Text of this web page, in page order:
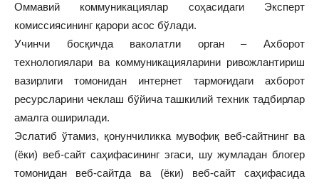
Оммавий коммуникациялар соҳасидаги Эксперт
комиссиясининг қарори асос бўлади.
Учинчи босқичда ваколатли орган – Ахборот
технологиялари ва коммуникацияларини ривожлантириш
вазирлиги томонидан интернет тармоғидаги ахборот
ресурсларини чеклаш бўйича ташкилий техник тадбирлар
амалга оширилади.
Эслатиб ўтамиз, қонунчиликка мувофиқ веб-сайтнинг ва
(ёки) веб-сайт саҳифасининг эгаси, шу жумладан блогер
томонидан веб-сайтда ва (ёки) веб-сайт саҳифасида